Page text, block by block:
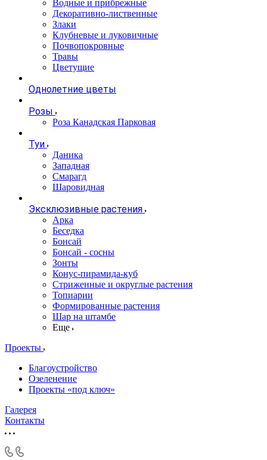
Водные и прибрежные
Декоративно-лиственные
Злаки
Клубневые и луковичные
Почвопокровные
Травы
Цветущие
Однолетние цветы
Розы
Роза Канадская Парковая
Туи
Даника
Западная
Смарагд
Шаровидная
Эксклюзивные растения
Арка
Беседка
Бонсай
Бонсай - сосны
Зонты
Конус-пирамида-куб
Стриженные и округлые растения
Топиарии
Формированные растения
Шар на штамбе
Еще
Проекты
Благоустройство
Озеленение
Проекты «под ключ»
Галерея
Контакты